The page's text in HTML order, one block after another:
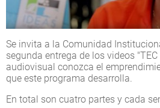
Se invita a la Comunidad
segunda entrega de los videos
audiovisual conozca el
que este programa desarrolla.
En total son cuatro partes y cada